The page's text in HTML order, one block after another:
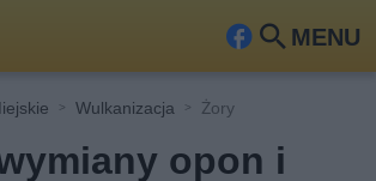
MENU
Fa
ook
Szu
Wulkanizacja Żory
opon i